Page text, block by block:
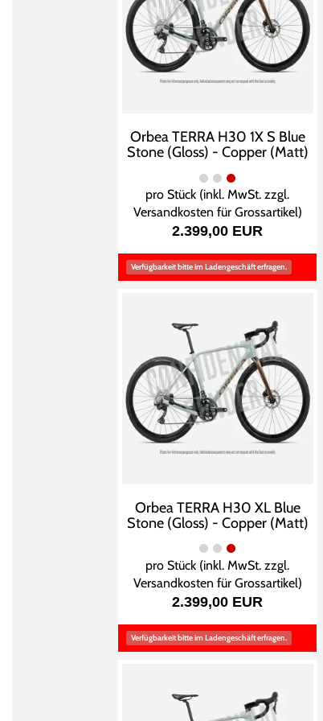
Orbea TERRA H30 1X S Blue
Stone (Gloss) - Copper (Matt)
pro Stück (inkl. MwSt. zzgl.
Versandkosten für Grossartikel)
2.399,00 EUR
Verfügbarkeit bitte im Ladengeschäft erfragen.
Orbea TERRA H30 XL Blue
Stone (Gloss) - Copper (Matt)
pro Stück (inkl. MwSt. zzgl.
Versandkosten für Grossartikel)
2.399,00 EUR
Verfügbarkeit bitte im Ladengeschäft erfragen.